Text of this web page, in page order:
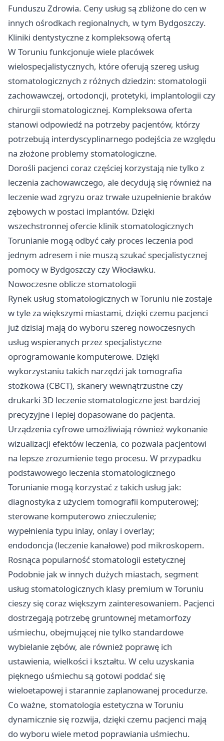
Funduszu Zdrowia. Ceny usług są zbliżone do cen w
innych ośrodkach regionalnych, w tym Bydgoszczy.
Kliniki dentystyczne z kompleksową ofertą
W Toruniu funkcjonuje wiele placówek
wielospecjalistycznych, które oferują szereg usług
stomatologicznych z różnych dziedzin: stomatologii
zachowawczej, ortodoncji, protetyki, implantologii czy
chirurgii stomatologicznej. Kompleksowa oferta
stanowi odpowiedź na potrzeby pacjentów, którzy
potrzebują interdyscyplinarnego podejścia ze względu
na złożone problemy stomatologiczne.
Dorośli pacjenci coraz częściej korzystają nie tylko z
leczenia zachowawczego, ale decydują się również na
leczenie wad zgryzu oraz trwałe uzupełnienie braków
zębowych w postaci implantów. Dzięki
wszechstronnej ofercie klinik stomatologicznych
Torunianie mogą odbyć cały proces leczenia pod
jednym adresem i nie muszą szukać specjalistycznej
pomocy w Bydgoszczy czy Włocławku.
Nowoczesne oblicze stomatologii
Rynek usług stomatologicznych w Toruniu nie zostaje
w tyle za większymi miastami, dzięki czemu pacjenci
już dzisiaj mają do wyboru szereg nowoczesnych
usług wspieranych przez specjalistyczne
oprogramowanie komputerowe. Dzięki
wykorzystaniu takich narzędzi jak tomografia
stożkowa (CBCT), skanery wewnątrzustne czy
drukarki 3D leczenie stomatologiczne jest bardziej
precyzyjne i lepiej dopasowane do pacjenta.
Urządzenia cyfrowe umożliwiają również wykonanie
wizualizacji efektów leczenia, co pozwala pacjentowi
na lepsze zrozumienie tego procesu. W przypadku
podstawowego leczenia stomatologicznego
Torunianie mogą korzystać z takich usług jak:
diagnostyka z użyciem tomografii komputerowej;
sterowane komputerowo znieczulenie;
wypełnienia typu inlay, onlay i overlay;
endodoncja (leczenie kanałowe) pod mikroskopem.
Rosnąca popularność stomatologii estetycznej
Podobnie jak w innych dużych miastach, segment
usług stomatologicznych klasy premium w Toruniu
cieszy się coraz większym zainteresowaniem. Pacjenci
dostrzegają potrzebę gruntownej metamorfozy
uśmiechu, obejmującej nie tylko standardowe
wybielanie zębów, ale również poprawę ich
ustawienia, wielkości i kształtu. W celu uzyskania
pięknego uśmiechu są gotowi poddać się
wieloetapowej i starannie zaplanowanej procedurze.
Co ważne, stomatologia estetyczna w Toruniu
dynamicznie się rozwija, dzięki czemu pacjenci mają
do wyboru wiele metod poprawiania uśmiechu.